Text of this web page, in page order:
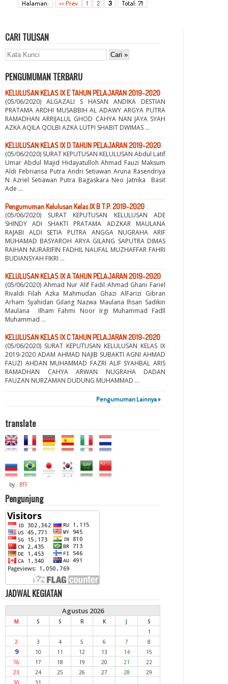
Halaman: << Prev 1 2 3 Total: 71
CARI TULISAN
PENGUMUMAN TERBARU
KELULUSAN KELAS IX E TAHUN PELAJARAN 2019-2020
(05/06/2020) ALGAZALI S HASAN ANDIKA DESTIAN
PRATAMA ARDHI MUSABBIH AL ADAWY ARGYA PUTRA
RAMADHAN ARRIJALUL GHOD CAHYA NAN JAYA SYAH
AZKA AQILA QOLBI AZKA LUTPI SHABIT DWIMAS ...
KELULUSAN KELAS IX D TAHUN PELAJARAN 2019-2020
(05/06/2020) SURAT KEPUTUSAN KELULUSAN Abdul Latif
Umar Abdul Majid Hidayatulloh Ahmad Fauzi Maksum
Aldi Febriansa Putra Andri Setiawan Aruna Rasendriya
N Azriel Setiawan Putra Bagaskara Neo Jatnika Basit
Ade ...
Pengumuman Kelulusan Kelas IX B T.P. 2019-2020
(05/06/2020) SURAT KEPUTUSAN KELULUSAN ADE
SHINDY ADI SHAKTI PRATAMA ADZKAR MAULANA
RAJABI ALDI SETIA PUTRA ANGGA NUGRAHA ARIF
MUHAMAD BASYAROH ARYA GILANG SAPUTRA DIMAS
RAIHAN NURARIFIN FADHIL NAUFAL MUZHAFFAR FAHRI
BUDIANSYAH FIKRI ...
KELULUSAN KELAS IX A TAHUN PELAJARAN 2019-2020
(05/06/2020) Ahmad Nur Alif Fadil Ahmad Ghani Fariel
Rivaldi Filah Azka Mahmudan Ghazi AlFarizi Gibran
Arham Syahidan Gilang Nazwa Maulana Ihsan Sadikin
Maulana Ilham Fahmi Noor Irgi Muhammad Fadll
Muhammad ...
KELULUSAN KELAS IX C TAHUN PELAJARAN 2019-2020
(05/06/2020) SURAT KEPUTUSAN KELULUSAN KELAS IX
2019-2020 ADAM AHMAD NAJIB SUBAKTI AGNI AHMAD
FAUZI AHDAN MUHAMMAD FAZRI ALIF SYAHBAL ARIS
RAMADHAN CAHYA ARWAN NUGRAHA DADAN
FAUZAN NURZAMAN DUDUNG MUHAMMAD ...
Pengumuman Lainnya »
translate
by : BTF
Pengunjung
JADWAL KEGIATAN
Agustus 2026
M S S R K J
S
1
2
3 4 5 6 7 8
9 10 11 12 13 14
15
16
17 18 19 20 21
22
23
24 25 26 27 28
29
30
31